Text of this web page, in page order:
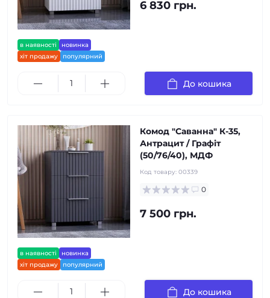
в наявності
новинка
хіт продажу
популярний
6 830 грн.
До кошика
в наявності
новинка
хіт продажу
популярний
Комод "Саванна" К-35,
Антрацит / Графіт
(50/76/40), МДФ
Код товару: 00339
0
7 500 грн.
До кошика